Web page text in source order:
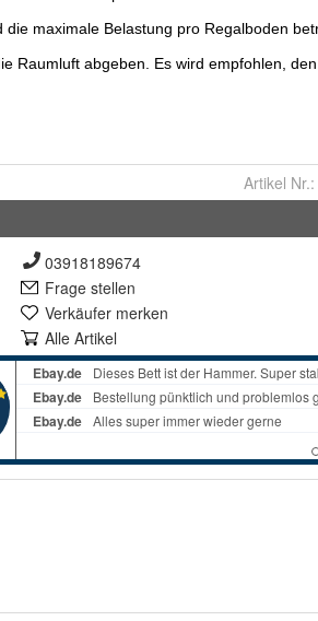
Artikel Nr.:
03918189674
Frage stellen
Verkäufer merken
Alle Artikel